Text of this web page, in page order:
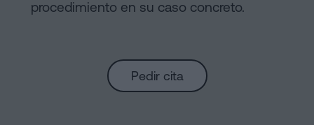
procedimiento en su caso concreto.
Pedir cita